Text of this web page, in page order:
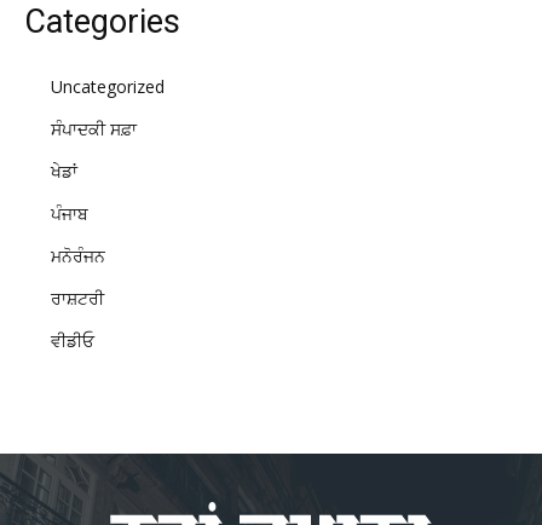
Categories
Uncategorized
ਸੰਪਾਦਕੀ ਸਫ਼ਾ
ਖੇਡਾਂ
ਪੰਜਾਬ
ਮਨੋਰੰਜਨ
ਰਾਸ਼ਟਰੀ
ਵੀਡੀਓ